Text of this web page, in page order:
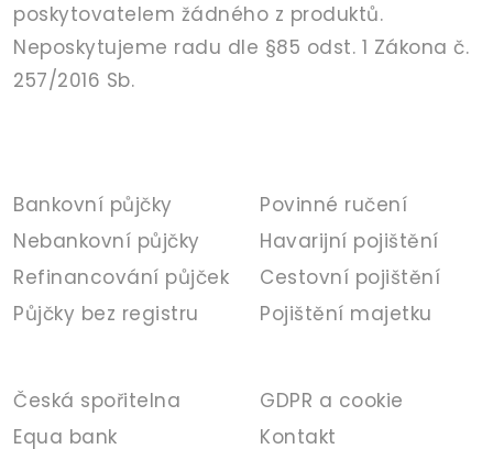
poskytovatelem žádného z produktů.
Neposkytujeme radu dle §85 odst. 1 Zákona č.
257/2016 Sb.
Bankovní půjčky
Nebankovní půjčky
Refinancování půjček
Půjčky bez registru
Povinné ručení
Havarijní pojištění
Cestovní pojištění
Pojištění majetku
Česká spořitelna
Equa bank
GDPR a cookie
Kontakt